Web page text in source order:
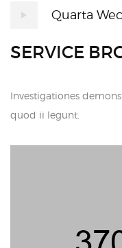
Quarta
SERVICE
Investigationes
quod ii legunt.